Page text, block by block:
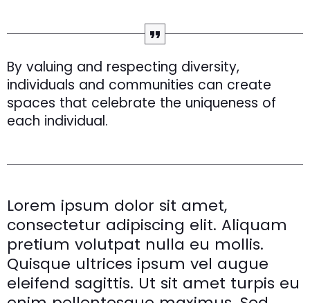
By valuing and respecting diversity,
individuals and communities can create
spaces that celebrate the uniqueness of
each individual.
Lorem ipsum dolor sit amet,
consectetur adipiscing elit. Aliquam
pretium volutpat nulla eu mollis.
Quisque ultrices ipsum vel augue
eleifend sagittis. Ut sit amet turpis eu